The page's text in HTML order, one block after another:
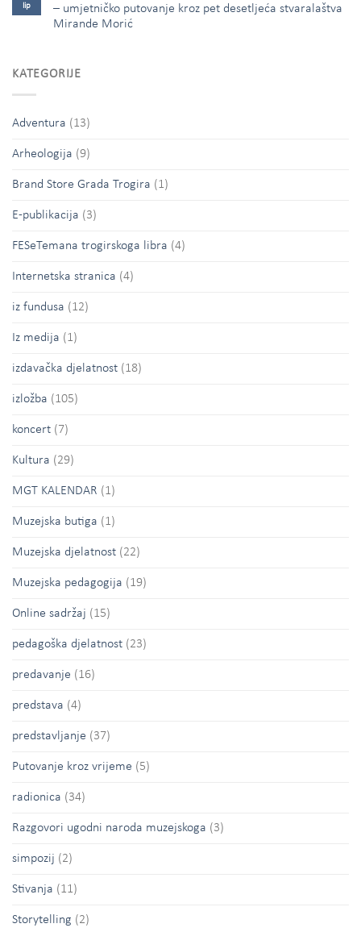
lip
– umjetničko putovanje kroz pet desetljeća stvaralaštva
Mirande Morić
KATEGORIJE
Adventura (13)
Arheologija (9)
Brand Store Grada Trogira (1)
E-publikacija (3)
FESeTemana trogirskoga libra (4)
Internetska stranica (4)
iz fundusa (12)
Iz medija (1)
izdavačka djelatnost (18)
izložba (105)
koncert (7)
Kultura (29)
MGT KALENDAR (1)
Muzejska butiga (1)
Muzejska djelatnost (22)
Muzejska pedagogija (19)
Online sadržaj (15)
pedagoška djelatnost (23)
predavanje (16)
predstava (4)
predstavljanje (37)
Putovanje kroz vrijeme (5)
radionica (34)
Razgovori ugodni naroda muzejskoga (3)
simpozij (2)
Stivanja (11)
Storytelling (2)